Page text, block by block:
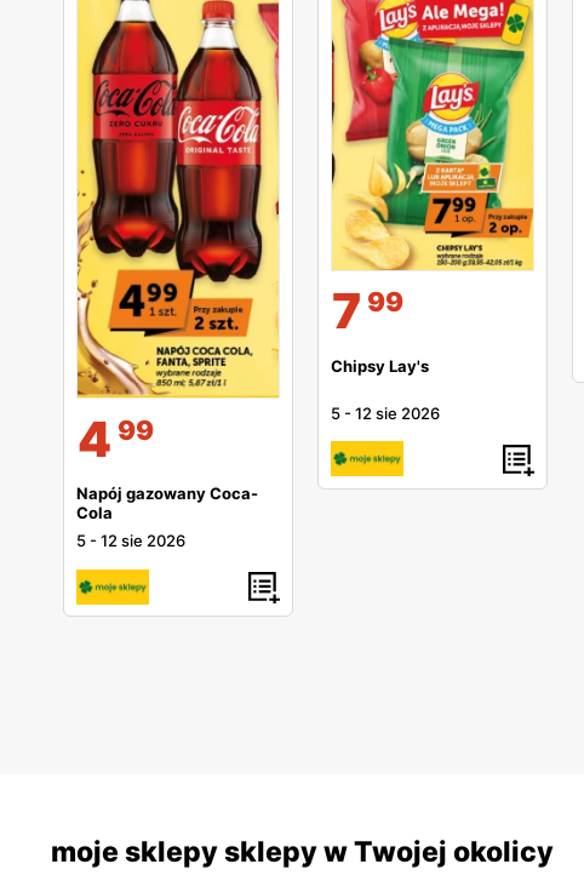
4 99
Napój gazowany Coca-
Cola
5 -12 sie 2026
7 99
Chipsy Lay's
5 -12 sie 2026
moje sklepy sklepy w Twojej okolicy